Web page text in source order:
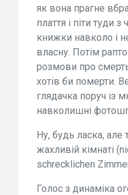
як вона прагне
плаття і піти туди
книжки навколо і
власну. Потім
розмови про смерть
хотів би померти.
глядачка поруч із
навколишні
Ну, будь ласка, але
жахливій кімнаті
schrecklichen
Голос з динаміка